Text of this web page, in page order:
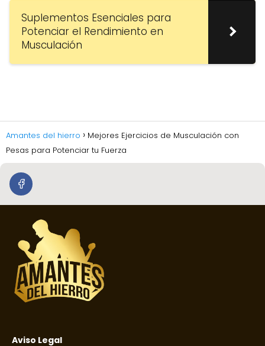
Suplementos Esenciales para
Potenciar el Rendimiento en
Musculación
Amantes del hierro
Mejores Ejercicios de Musculación con
Pesas para Potenciar tu Fuerza
Aviso Legal